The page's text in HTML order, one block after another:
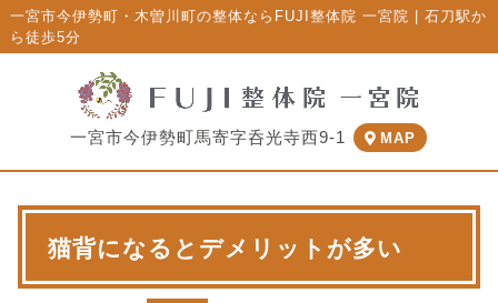
一宮市今伊勢町・木曽川町の整体ならFUJI整体院 一宮院 | 石刀駅か
ら徒歩5分
一宮市今伊勢町馬寄字呑光寺西9-1 MAP
猫背になるとデメリットが多い